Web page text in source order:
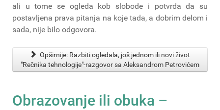
ali u tome se ogleda kob slobode i potvrda da su
postavljena prava pitanja na koje tada, a dobrim delom i
sada, nije bilo odgovora.
Opširnije: Razbiti ogledala, još jednom ili novi život
"Rečnika tehnologije"-razgovor sa Aleksandrom Petrovićem
Obrazovanje ili obuka –